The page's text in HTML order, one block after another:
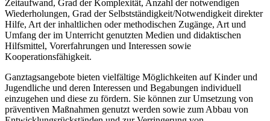
Zeitaufwand, Grad der Komplexität, Anzahl der notwendigen
Wiederholungen, Grad der Selbstständigkeit/Notwendigkeit direkter
Hilfe, Art der inhaltlichen oder methodischen Zugänge, Art und
Umfang der im Unterricht genutzten Medien und didaktischen
Hilfsmittel, Vorerfahrungen und Interessen sowie
Kooperationsfähigkeit.
Ganztagsangebote bieten vielfältige Möglichkeiten auf Kinder und
Jugendliche und deren Interessen und Begabungen individuell
einzugehen und diese zu fördern. Sie können zur Umsetzung von
präventiven Maßnahmen genutzt werden sowie zum Abbau von